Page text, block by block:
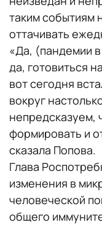
таким событиям
оттачивать
«Да, (пандемии
да, готовиться
вот сегодня
вокруг
непредсказуем,
формировать и
сказала Попова.
Глава
изменения в
человеческой
общего